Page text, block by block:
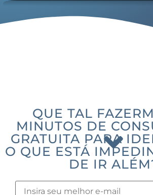
QUE TAL
MINUTOS DE
GRATUITA PARA
O QUE ESTÁ
DE IR